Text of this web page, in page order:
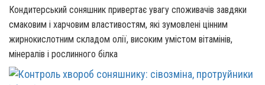
Кондитерський соняшник привертає увагу споживачів завдяки
смаковим і харчовим властивостям, які зумовлені цінним
жирнокислотним складом олії, високим умістом вітамінів,
мінералів і рослинного білка